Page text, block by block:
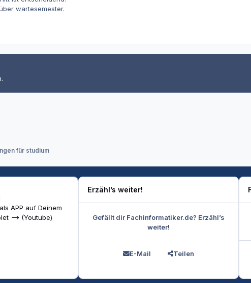
wartesemester.
für studium
APP auf Deinem
--> (Youtube)
Erzähl’s weiter!
Gefällt dir Fachinformatiker.de? Erzähl’s
weiter!
E-Mail Teilen